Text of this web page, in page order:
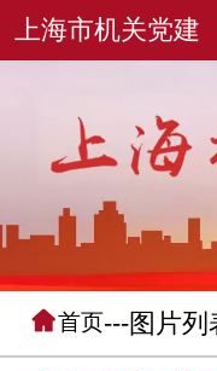
首页---图片列